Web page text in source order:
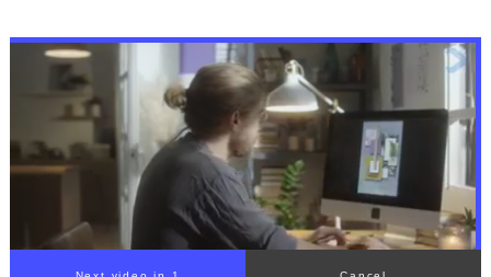
ピオンズ横浜】
っ」可愛さにファン歓喜